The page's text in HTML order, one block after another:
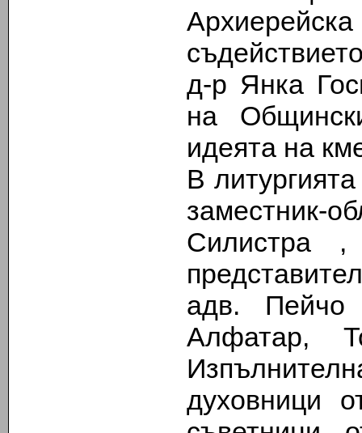
д-р Янка
на
идеята на
В
заместник-
Силистра
адв.
Алфатар,
духовници